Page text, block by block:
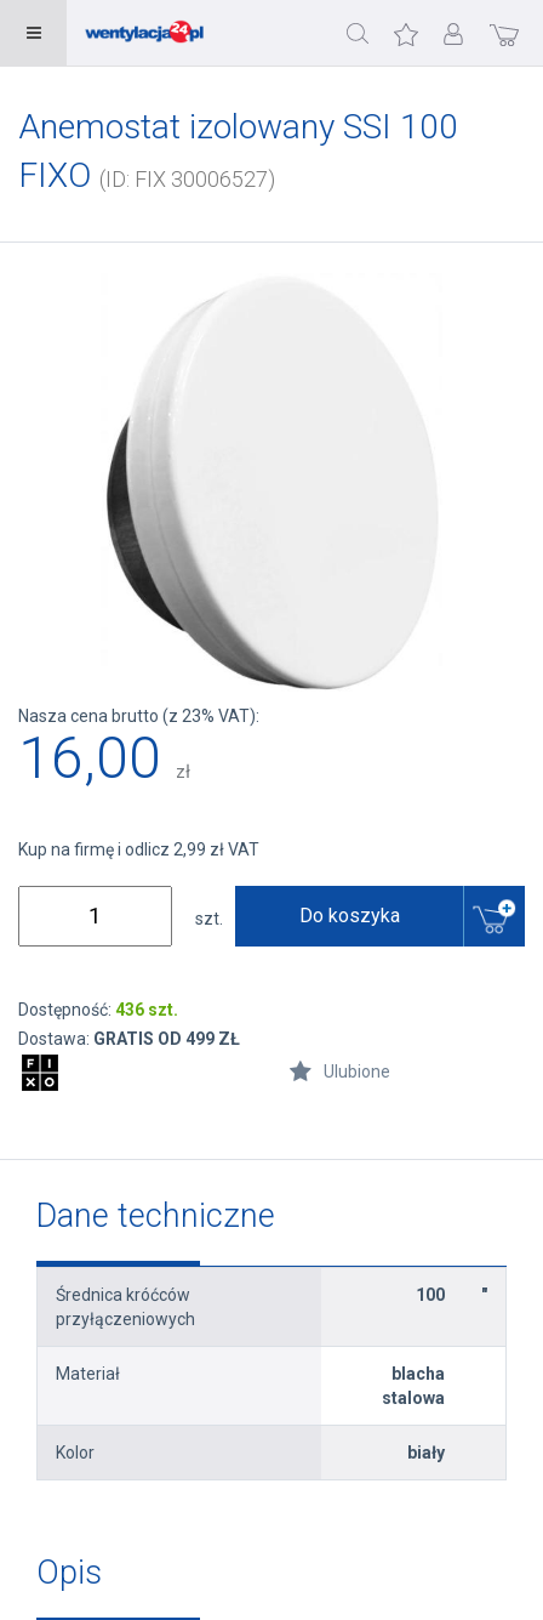
Anemostat izolowany SSI 100
FIXO (ID: FIX 30006527)
Nasza cena brutto (z 23% VAT):
16,00 zł
Kup na firmę i odlicz 2,99 zł VAT
szt. Do koszyka
Dostępność: 436 szt.
Dostawa: GRATIS OD 499 ZŁ
Ulubione
Dane techniczne
Średnica króćców
przyłączeniowych
100 "
Materiał
blacha
stalowa
Kolor biały
Opis